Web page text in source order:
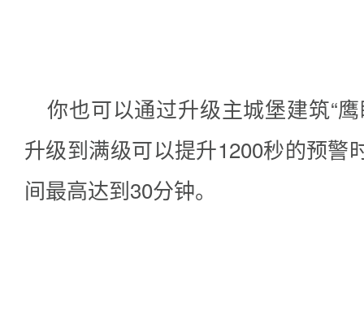
你也可以通过升级主城堡建筑“
升级到满级可以提升1200秒的预警
间最高达到30分钟。